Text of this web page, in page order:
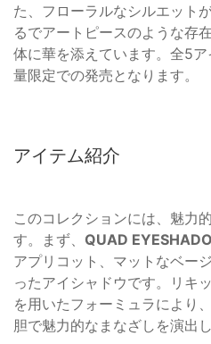
た、フローラルなシルエット
るでアートピースのような存
体に華を添えています。全5
量限定での発売となります。
アイテム紹介
このコレクションには、魅力
す。まず、 QUAD
アプリコット、マットなベー
ったアイシャドウです。リキ
を用いたフォーミュラにより
胆で魅力的なまなざしを演出し